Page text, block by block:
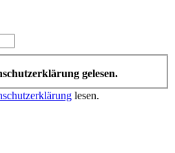
gelesen.
lesen.